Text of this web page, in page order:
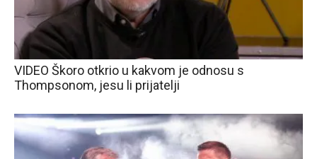
VIDEO Škoro otkrio u kakvom je odnosu s
Thompsonom, jesu li prijatelji